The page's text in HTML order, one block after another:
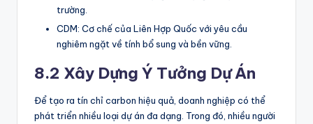
trường.
CDM: Cơ chế của Liên Hợp Quốc với yêu cầu
nghiêm ngặt về tính bổ sung và bền vững.
8.2 Xây Dựng Ý Tưởng Dự Án
Để tạo ra tín chỉ carbon hiệu quả, doanh nghiệp có thể
phát triển nhiều loại dự án đa dạng. Trong đó, nhiều người